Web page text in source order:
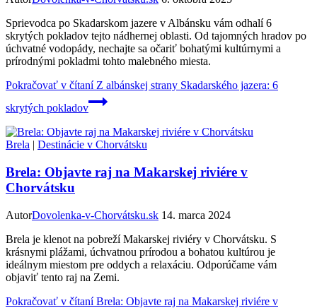
Sprievodca po Skadarskom jazere v Albánsku vám odhalí 6
skrytých pokladov tejto nádhernej oblasti. Od tajomných hradov po
úchvatné vodopády, nechajte sa očariť bohatými kultúrnymi a
prírodnými pokladmi tohto malebného miesta.
Pokračovať v čítaníZ albánskej strany Skadarského jazera: 6
skrytých pokladov
Brela | Destinácie v Chorvátsku
Brela: Objavte raj na Makarskej riviére v
Chorvátsku
AutorDovolenka-v-Chorvátsku.sk 14. marca 2024
Brela je klenot na pobreží Makarskej riviéry v Chorvátsku. S
krásnymi plážami, úchvatnou prírodou a bohatou kultúrou je
ideálnym miestom pre oddych a relaxáciu. Odporúčame vám
objaviť tento raj na Zemi.
Pokračovať v čítaníBrela: Objavte raj na Makarskej riviére v